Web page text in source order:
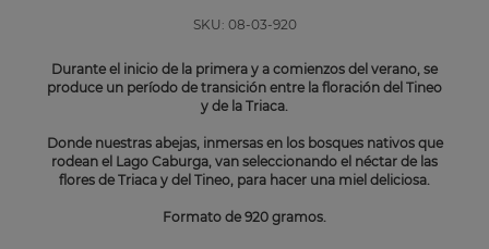
SKU: 08-03-920
Durante el inicio de la primera y a comienzos del verano, se
produce un período de transición entre la floración del Tineo
y de la Triaca.
Donde nuestras abejas, inmersas en los bosques nativos que
rodean el Lago Caburga, van seleccionando el néctar de las
flores de Triaca y del Tineo, para hacer una miel deliciosa.
Formato de 920 gramos.